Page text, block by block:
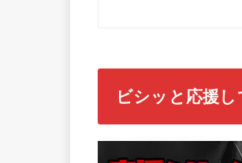
ビシッと応援